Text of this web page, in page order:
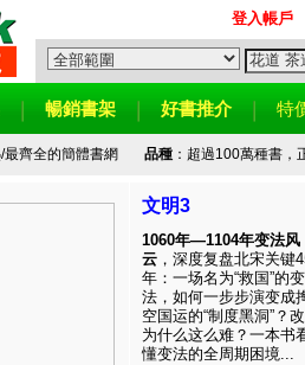
登入帳戶
暢銷書架 好書推介 特
最齊全的簡體書網 品種：超過100萬種書，
文明3
1060年—1104年变法风
云 ，深度复盘北宋关键
年：一场名为“救国”的变
法，如何一步步演变成
空国运的“制度黑洞”？
为什么这么难？一本书
懂变法的全周期困境...